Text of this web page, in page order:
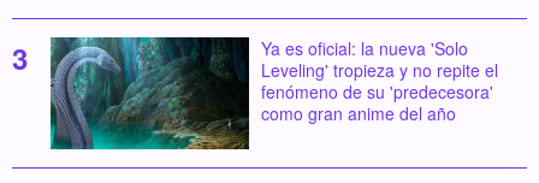
Ya es oficial: la nueva 'Solo
Leveling' tropieza y no repite el
fenómeno de su 'predecesora'
como gran anime del año